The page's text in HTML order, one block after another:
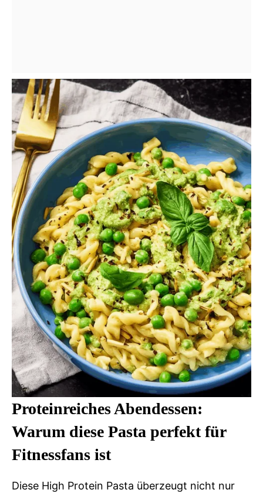
Proteinreiches Abendessen:
Warum diese Pasta perfekt für
Fitnessfans ist
Diese High Protein Pasta überzeugt nicht nur